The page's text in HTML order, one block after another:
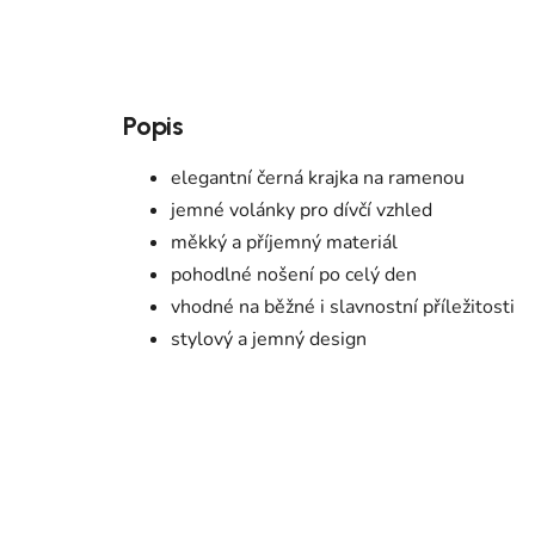
Popis
elegantní černá krajka na ramenou
jemné volánky pro dívčí vzhled
měkký a příjemný materiál
pohodlné nošení po celý den
vhodné na běžné i slavnostní příležitosti
stylový a jemný design